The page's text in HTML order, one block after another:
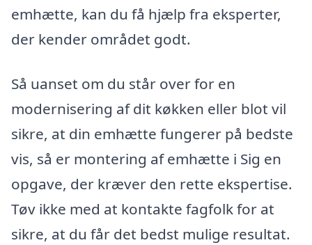
emhætte, kan du få hjælp fra eksperter,
der kender området godt.
Så uanset om du står over for en
modernisering af dit køkken eller blot vil
sikre, at din emhætte fungerer på bedste
vis, så er montering af emhætte i Sig en
opgave, der kræver den rette ekspertise.
Tøv ikke med at kontakte fagfolk for at
sikre, at du får det bedst mulige resultat.